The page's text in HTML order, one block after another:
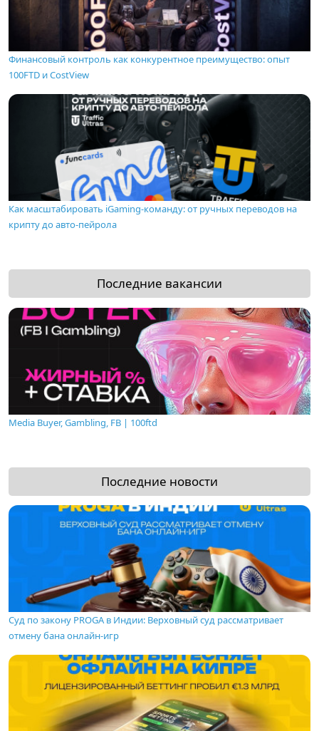
Финансовый контроль как конкурентное преимущество: опыт
100FTD и CostView
Как масштабировать iGaming-команду: от ручных переводов на
крипту до авто-пейрола
Последние вакансии
Media Buyer, Gambling, FB | 100ftd
Последние новости
Суд по закону PROGA в Индии: Верховный суд рассматривает
отмену бана онлайн-игр